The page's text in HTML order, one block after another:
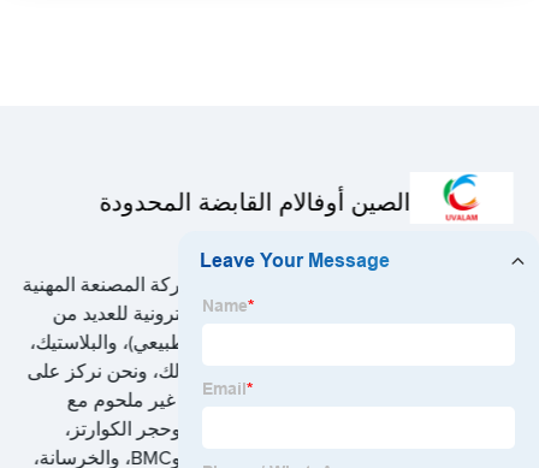
الصين أوفالام القابضة المحدودة
شركة China Uvalam Holding Limited، الشركة المصنعة المهنية
للمواد اللاصقة الصناعية والمواد اللاصقة الإلكترونية للعديد من
تطبيقات الحجر (الحجر الاصطناعي والحجر الطبيعي)، والبلاستيك،
والمواد المركبة، والمعادن، والزجاج وما إلى ذلك، ونحن نركز على
التكنولوجيا التالية: 1 / الأكريليك لاصق مشترك غير ملحوم مع
حوالي مئات الألوان الشائعة للأسطح الصلبة، وحجر الكوارتز،
والحجر الملبد، والخزف، والسيراميك، وHPL، وBMC، والخرسانة،